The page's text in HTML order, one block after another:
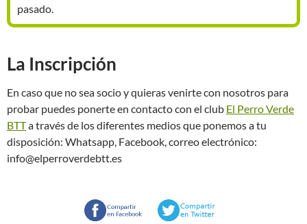
pasado.
La Inscripción
En caso que no sea socio y quieras venirte con nosotros para
probar puedes ponerte en contacto con el club El Perro Verde
BTTa través de los diferentes medios que ponemos a tu
disposición: Whatsapp, Facebook, correo electrónico:
info@elperroverdebtt.es